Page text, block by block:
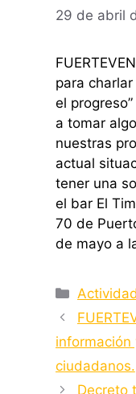
29 de abril
para
el
a tomar
nuestras
actual
tener una
el bar El
70 de
de mayo a
información
ciudadanos.
Decreto